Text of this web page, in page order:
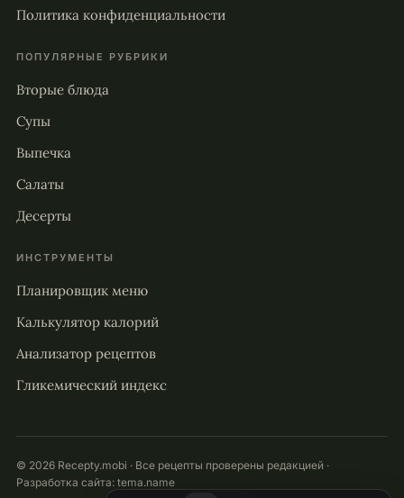
Политика конфиденциальности
ПОПУЛЯРНЫЕ РУБРИКИ
Вторые блюда
Супы
Выпечка
Салаты
Десерты
ИНСТРУМЕНТЫ
Планировщик меню
Калькулятор калорий
Анализатор рецептов
Гликемический индекс
© 2026 Recepty.mobi · Все рецепты проверены редакцией ·
Разработка сайта: tema.name